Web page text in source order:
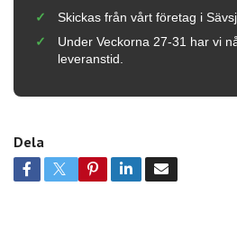
Skickas från vårt företag i
Under Veckorna 27-31 har vi
leveranstid.
Dela